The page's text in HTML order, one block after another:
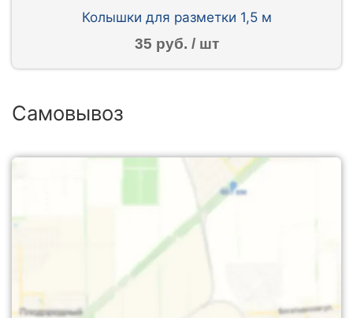
Колышки для разметки 1,5 м
35 руб. / шт
Самовывоз